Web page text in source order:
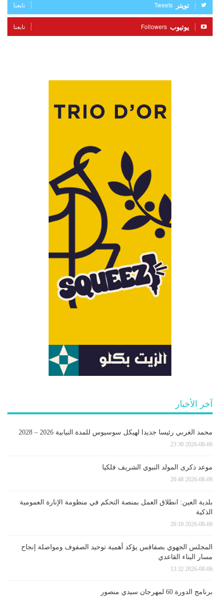
تويتر Tweets تابعنا
يوتيوب Followers تابعنا
آخر الأخبار
محمد الغربي رئيسا جديدا لهيكل سوسيوس للمدة النيابية 2026 – 2028
2026-08-06 23:30
موعد ذكرى المولد النبوي الشريف فلكيا
2026-08-06 20:48
بلدية العين: انطلاق العمل بمنصة التحكم في منظومة الإنارة العمومية
الذكية
2026-08-06 20:10
المجلس الجهوي بصفاقس يؤكد أهمية توحيد الصفوف ومواصلة إنجاح
مسار البناء القاعدي
2026-08-06 13:32
برنامج الدورة 60 لمهرجان سيدي منصور